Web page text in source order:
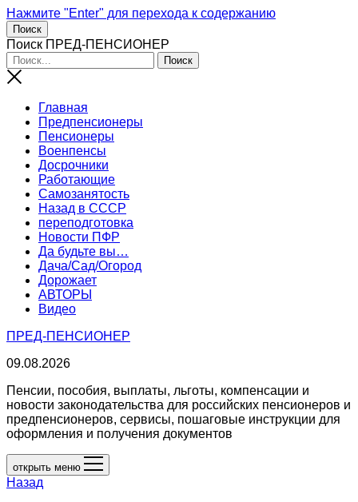
Нажмите "Enter" для перехода к содержанию
Поиск
Поиск ПРЕД-ПЕНСИОНЕР
Главная
Предпенсионеры
Пенсионеры
Военпенсы
Досрочники
Работающие
Самозанятость
Назад в СССР
переподготовка
Новости ПФР
Да будьте вы…
Дача/Сад/Огород
Дорожает
АВТОРЫ
Видео
ПРЕД-ПЕНСИОНЕР
09.08.2026
Пенсии, пособия, выплаты, льготы, компенсации и
новости законодательства для российских пенсионеров и
предпенсионеров, сервисы, пошаговые инструкции для
оформления и получения документов
открыть меню
Назад